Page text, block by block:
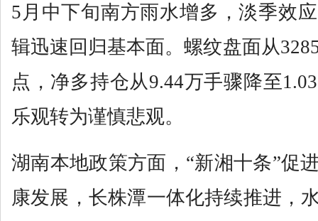
5月中下旬南方雨水增多，淡季效
辑迅速回归基本面。螺纹盘面从
点，净多持仓从9.44万手骤降至
乐观转为谨慎悲观。
湖南本地政策方面，“新湘十条”促
康发展，长株潭一体化持续推进，